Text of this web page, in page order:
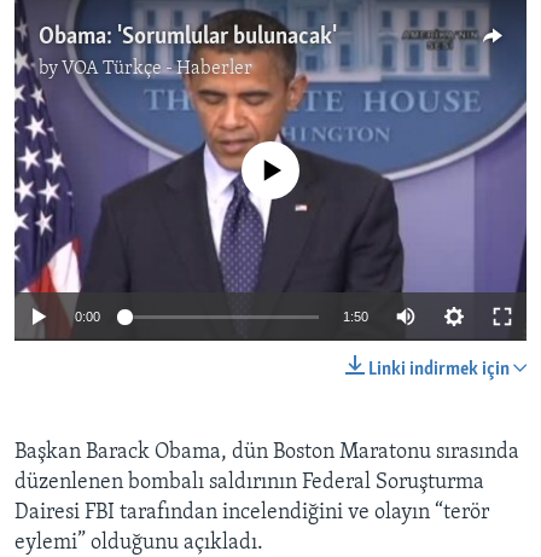
Obama: 'Sorumlular bulunacak'
by VOA Türkçe - Haberler
No media source currently available
0:00 1:50
Linki indirmek için
Başkan Barack Obama, dün Boston Maratonu sırasında
düzenlenen bombalı saldırının Federal Soruşturma
Dairesi FBI tarafından incelendiğini ve olayın “terör
eylemi” olduğunu açıkladı.